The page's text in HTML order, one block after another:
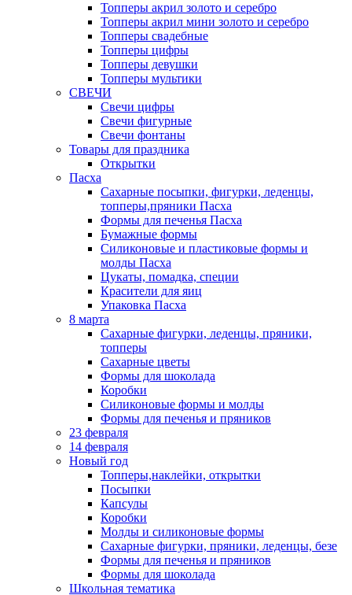
Топперы акрил золото и серебро
Топперы акрил мини золото и серебро
Топперы свадебные
Топперы цифры
Топперы девушки
Топперы мультики
СВЕЧИ
Свечи цифры
Свечи фигурные
Свечи фонтаны
Товары для праздника
Открытки
Пасха
Сахарные посыпки, фигурки, леденцы,
топперы,пряники Пасха
Формы для печенья Пасха
Бумажные формы
Силиконовые и пластиковые формы и
молды Пасха
Цукаты, помадка, специи
Красители для яиц
Упаковка Пасха
8 марта
Сахарные фигурки, леденцы, пряники,
топперы
Сахарные цветы
Формы для шоколада
Коробки
Силиконовые формы и молды
Формы для печенья и пряников
23 февраля
14 февраля
Новый год
Топперы,наклейки, открытки
Посыпки
Капсулы
Коробки
Молды и силиконовые формы
Сахарные фигурки, пряники, леденцы, безе
Формы для печенья и пряников
Формы для шоколада
Школьная тематика